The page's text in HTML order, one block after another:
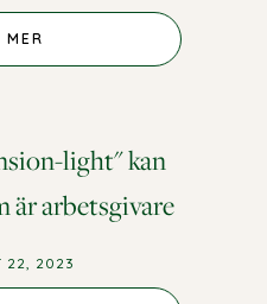
MER
light" kan
är arbetsgivare
22, 2023